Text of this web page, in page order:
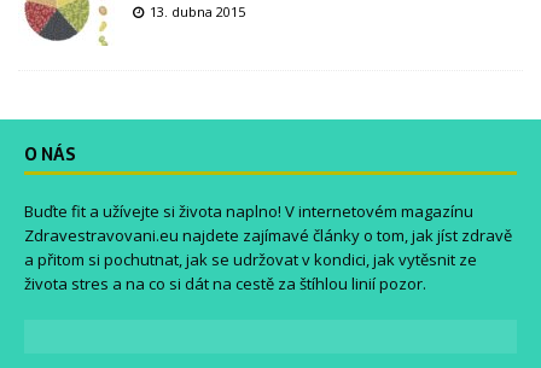
13. dubna 2015
O NÁS
Buďte fit a užívejte si života naplno! V internetovém magazínu
Zdravestravovani.eu najdete zajímavé články o tom, jak jíst zdravě
a přitom si pochutnat, jak se udržovat v kondici, jak vytěsnit ze
života stres a na co si dát na cestě za štíhlou linií pozor.